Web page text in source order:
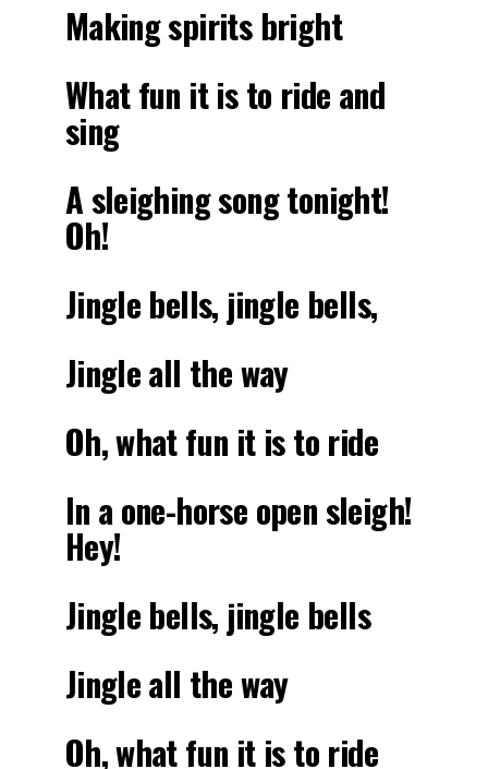
Making spirits bright
What fun it is to ride and
sing
A sleighing song tonight!
Oh!
Jingle bells, jingle bells,
Jingle all the way
Oh, what fun it is to ride
In a one-horse open sleigh!
Hey!
Jingle bells, jingle bells
Jingle all the way
Oh, what fun it is to ride